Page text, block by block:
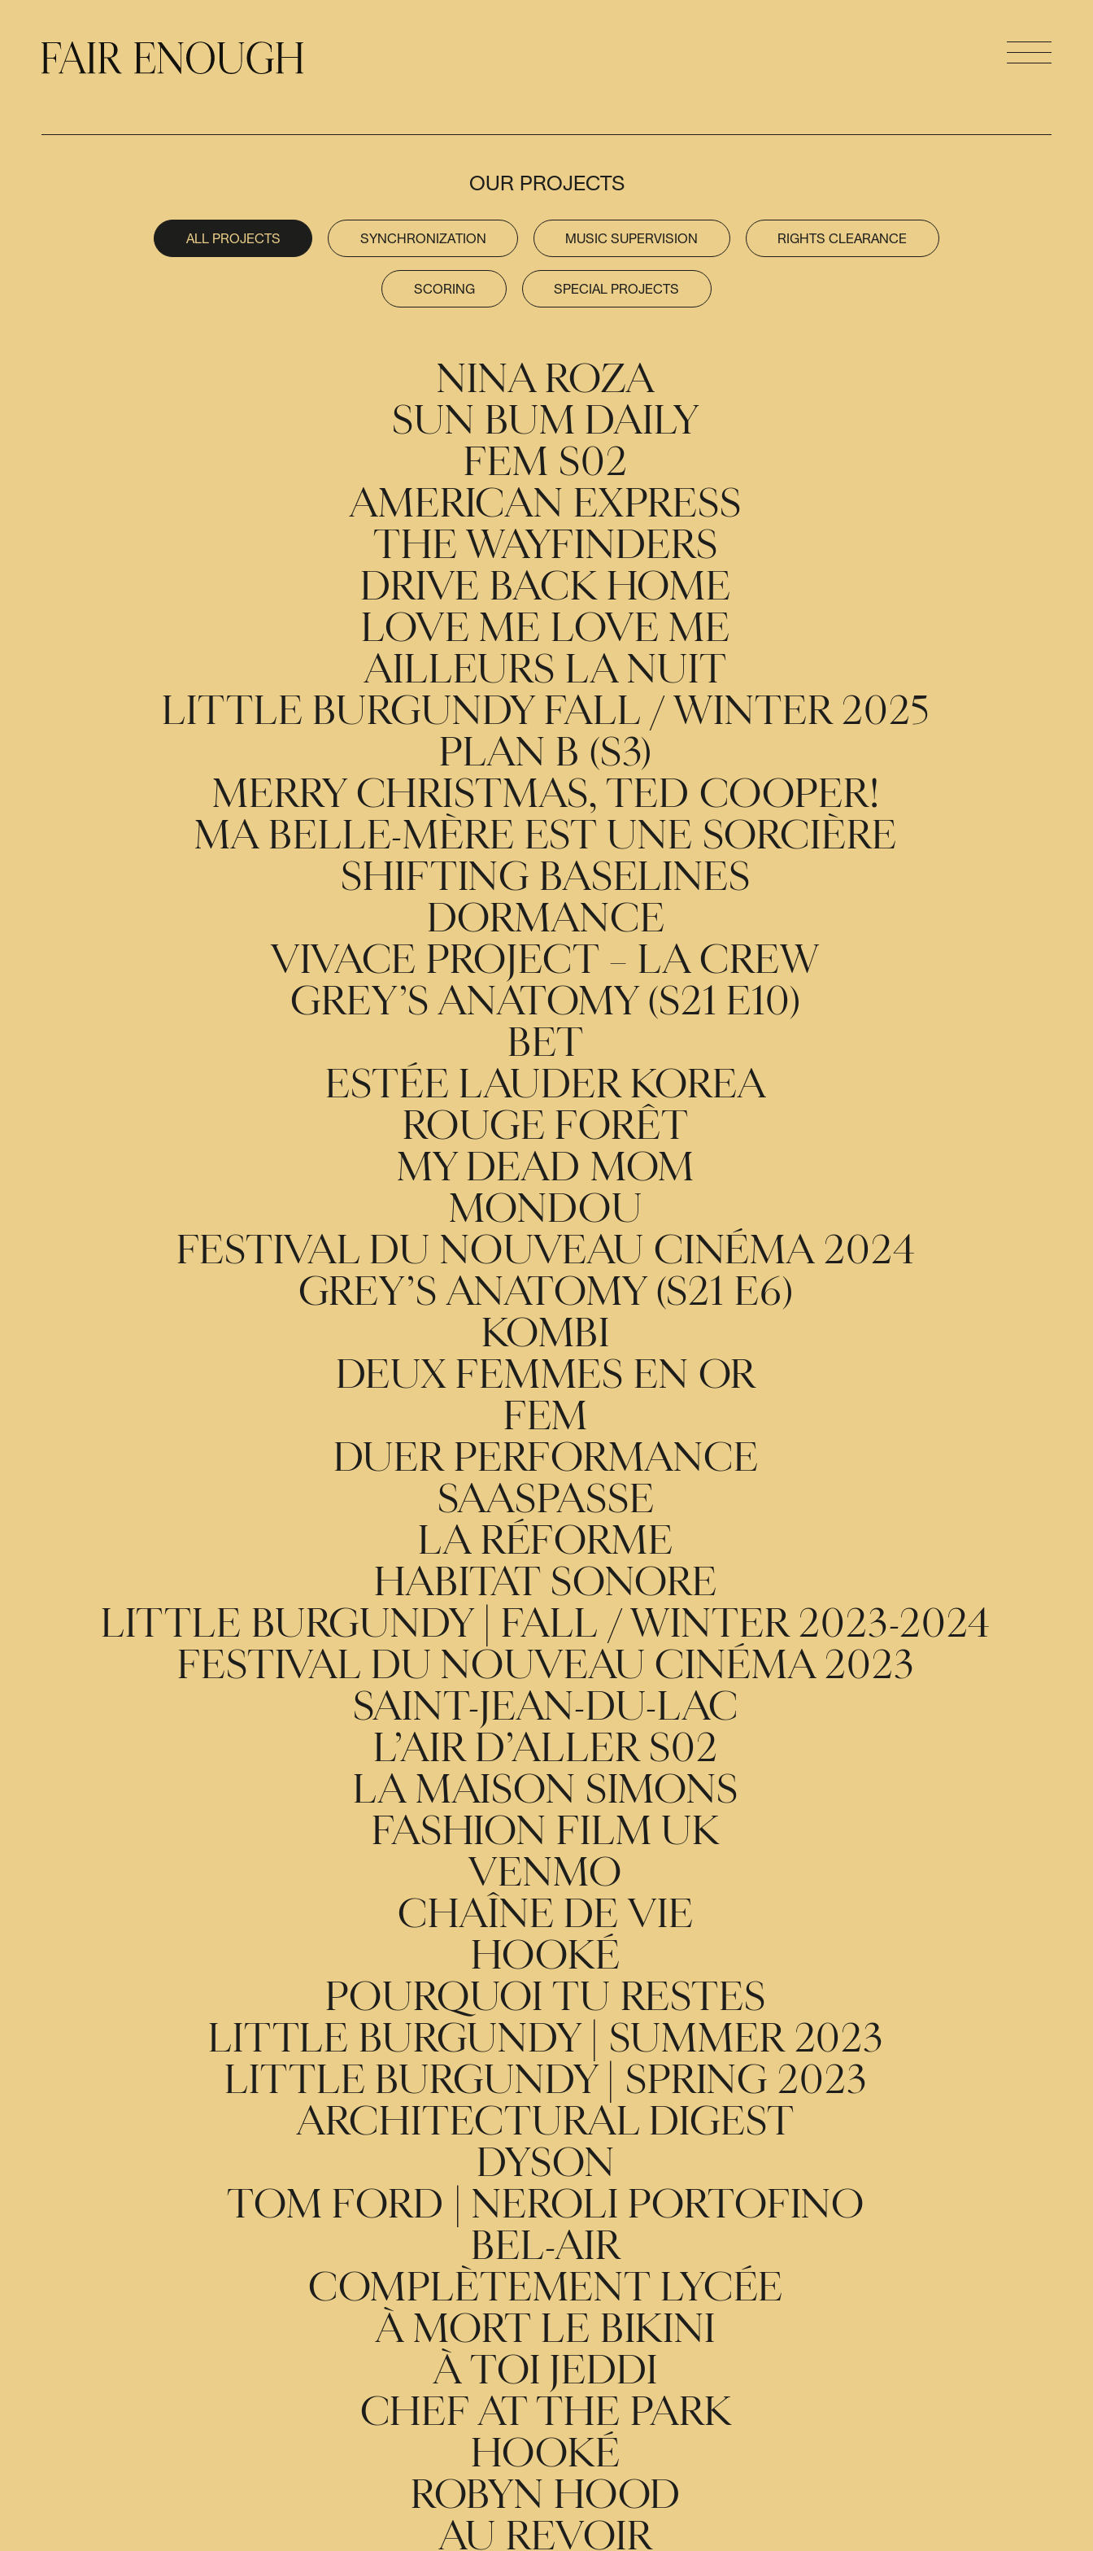
OUR PROJECTS
ALL PROJECTS SYNCHRONIZATION MUSIC SUPERVISION RIGHTS CLEARANCE
SCORING SPECIAL PROJECTS
NINA ROZA
SUN BUM DAILY
FEM S02
AMERICAN EXPRESS
THE WAYFINDERS
DRIVE BACK HOME
LOVE ME LOVE ME
AILLEURS LA NUIT
LITTLE BURGUNDY FALL / WINTER 2025
PLAN B (S3)
MERRY CHRISTMAS, TED COOPER!
MA BELLE-MÈRE EST UNE SORCIÈRE
SHIFTING BASELINES
DORMANCE
VIVACE PROJECT – LA CREW
GREY’S ANATOMY (S21 E10)
BET
ESTÉE LAUDER KOREA
ROUGE FORÊT
MY DEAD MOM
MONDOU
FESTIVAL DU NOUVEAU CINÉMA 2024
GREY’S ANATOMY (S21 E6)
KOMBI
DEUX FEMMES EN OR
FEM
DUER PERFORMANCE
SAASPASSE
LA RÉFORME
HABITAT SONORE
LITTLE BURGUNDY | FALL / WINTER 2023-2024
FESTIVAL DU NOUVEAU CINÉMA 2023
SAINT-JEAN-DU-LAC
L’AIR D’ALLER S02
LA MAISON SIMONS
FASHION FILM UK
VENMO
CHAÎNE DE VIE
HOOKÉ
POURQUOI TU RESTES
LITTLE BURGUNDY | SUMMER 2023
LITTLE BURGUNDY | SPRING 2023
ARCHITECTURAL DIGEST
DYSON
TOM FORD | NEROLI PORTOFINO
BEL-AIR
COMPLÈTEMENT LYCÉE
À MORT LE BIKINI
À TOI JEDDI
CHEF AT THE PARK
HOOKÉ
ROBYN HOOD
AU REVOIR